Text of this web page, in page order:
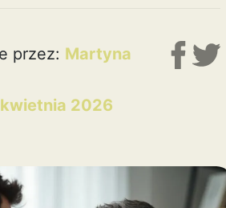
przez: Martyna
2026